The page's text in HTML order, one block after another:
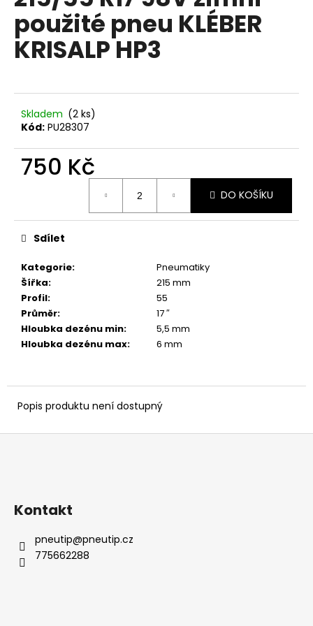
5
hvězdiček.
použité pneu KLÉBER
KRISALP HP3
Skladem (2 ks)
Kód: PU28307
750 Kč
DO KOŠÍKU
Kategorie:
Pneumatiky
Šířka:
215 mm
Profil:
55
Průměr:
17 ″
Hloubka dezénu min:
5,5 mm
Hloubka dezénu max: 6 mm
Sdílet
Popis produktu není dostupný
a
j
í
?
D
o
o
u
č
u
e
Z
Kontakt
pneutip@pneutip.cz
775662288